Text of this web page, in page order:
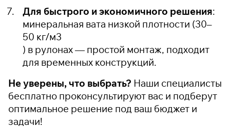
Для быстрого и экономичного решения:
минеральная вата низкой плотности (30–
50 кг/м3
) в рулонах — простой монтаж, подходит
для временных конструкций.
Не уверены, что выбрать? Наши специалисты
бесплатно проконсультируют вас и подберут
оптимальное решение под ваш бюджет и
задачи!